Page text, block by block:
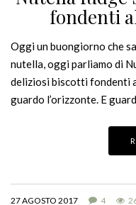
fondenti
Oggi un buongiorno che
nutella, oggi parliamo di
deliziosi biscotti fondenti
guardo l’orizzonte. E
27 AGOSTO 2017 4